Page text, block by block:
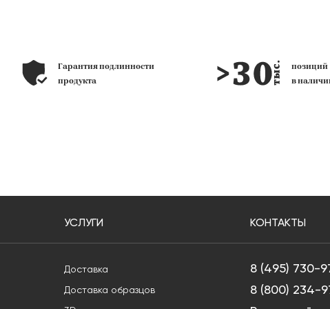
Гарантия подлинности
продукта
в
УСЛУГИ КОНТАКТЫ
Доставка
Доставка образцов
8 (495) 730-
8 (800) 234-